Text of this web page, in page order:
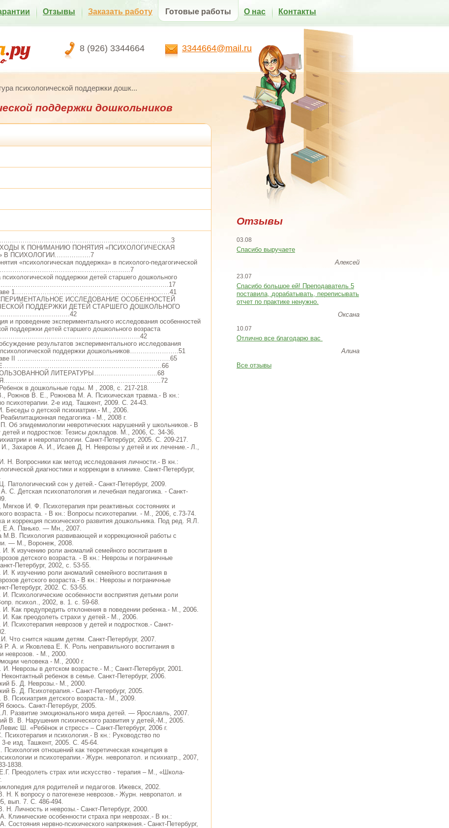
8 (926) 3344664 3344664@mail.ru
Отзывы Заказать работу Готовые работы О нас Контакты
психологической поддержки дошк...
поддержки дошкольников
…….……………………………………………..………………….3
К ПОНИМАНИЮ ПОНЯТИЯ «ПСИХОЛОГИЧЕСКАЯ
В ПСИХОЛОГИИ.…………….7
«психологическая поддержка» в психолого-педагогической
…………..……………..…………….……………...7
психологической поддержки детей старшего дошкольного
…………………………………………………………………………..17
Главе 1………………………………………….……………...……41
ИССЛЕДОВАНИЕ ОСОБЕННОСТЕЙ
ПОДДЕРЖКИ ДЕТЕЙ СТАРШЕГО ДОШКОЛЬНОГО
и проведение экспериментального исследования особенностей
поддержки детей старшего дошкольного возраста
результатов экспериментального исследования
психологической поддержки дошкольников…………………..51
Главе II …………………………………………..………………….65
ЛИТЕРАТУРЫ………….……………..68
в дошкольные годы. М , 2008, с. 217-218.
Рожнов В. Е., Рожнова М. А. Психическая травма.- В кн.:
психотерапии. 2-е изд. Ташкент, 2009. С. 24-43.
Беседы о детской психиатрии.- М., 2006.
педагогика - М., 2008 г.
Об эпидемиологии невротических нарушений у школьников.- В
детей и подростков: Тезисы докладов. М., 2006, С. 34-36.
и невропатологии. Санкт-Петербург, 2005. С. 209-217.
И., Захаров А. И., Исаев Д. Н. Неврозы у детей и их лечение.- Л.,
Н. Вопросники как метод исследования личности.- В кн.:
диагностики и коррекции в клинике. Санкт-Петербург,
Патологический сон у детей.- Санкт-Петербург, 2009.
С. Детская психопатология и лечебная педагогика. - Санкт-
Мягков И. Ф. Психотерапия при реактивных состояниях и
возраста. - В кн.: Вопросы психотерапии. - М., 2006, с.73-74.
и коррекция психического развития дошкольника. Под ред. Я.Л.
Е.А. Панько. — Мн., 2007.
М.В. Психология развивающей и коррекционной работы с
— М., Воронеж, 2008.
И. К изучению роли аномалий семейного воспитания в
детского возраста. - В кн.: Неврозы и пограничные
Петербург, 2002, с. 53-55.
И. К изучению роли аномалий семейного воспитания в
детского возраста.- В кн.: Неврозы и пограничные
Петербург, 2002. С. 53-55.
Психологические особенности восприятия детьми роли
психол., 2002, в. 1. с. 59-68.
И. Как предупредить отклонения в поведении ребенка.- М., 2006.
И. Как преодолеть страхи у детей.- М., 2006.
Психотерапия неврозов у детей и подростков.- Санкт-
Что снится нашим детям. Санкт-Петербург, 2007.
Р. А. и Яковлева Е. К. Роль неправильного воспитания в
неврозов. - М., 2000.
человека - М., 2000 г.
Неврозы в детском возрасте.- М.; Санкт-Петербург, 2001.
ребенок в семье. Санкт-Петербург, 2006.
Б. Д. Неврозы.- М., 2000.
Б. Д. Психотерапия.- Санкт-Петербург, 2005.
Психиатрия детского возраста.- М., 2009.
боюсь. Санкт-Петербург, 2005.
Развитие эмоционального мира детей. — Ярославль, 2007.
В. В. Нарушения психического развития у детей,-М., 2005.
Ш. «Ребёнок и стресс» – Санкт-Петербург, 2006 г.
и психология.- В кн.: Руководство по
3-е изд. Ташкент, 2005. С. 45-64.
отношений как теоретическая концепция в
и психотерапии.- Журн. невропатол. и психиатр., 2007,
1838.
Преодолеть страх или искусство - терапия – М., «Школа-
для родителей и педагогов. Ижевск, 2002.
Н. К вопросу о патогенезе неврозов.- Журн. невропатол. и
вып. 7. С. 486-494.
Н. Личность и неврозы.- Санкт-Петербург, 2000.
Клинические особенности страха при неврозах.- В кн.:
Состояния нервно-психического напряжения.- Санкт-Петербург,
Отзывы
03.08
Спасибо выручаете
Алексей
23.07
Cпасибо большое ей! Преподаватель 5
поставила, дорабатывать, переписывать
отчет по практике ненужно.
Оксана
10.07
Отлично все благодарю вас
Алина
Все отзывы